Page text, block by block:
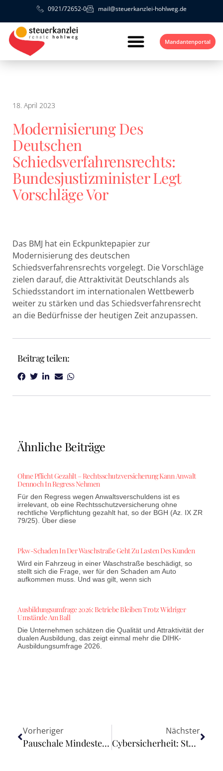
0921/72652-0 mail@steuerkanzlei-hohlweg.de
Mandantenportal
18. April 2023
Modernisierung Des
Deutschen
Schiedsverfahrensrechts:
Bundesjustizminister Legt
Vorschläge Vor
Das BMJ hat ein Eckpunktepapier zur
Modernisierung des deutschen
Schiedsverfahrensrechts vorgelegt. Die Vorschläge
zielen darauf, die Attraktivität Deutschlands als
Schiedsstandort im internationalen Wettbewerb
weiter zu stärken und das Schiedsverfahrensrecht
an die Bedürfnisse der heutigen Zeit anzupassen.
Beitrag teilen:
Ähnliche Beiträge
Ohne Pflicht Gezahlt – Rechtsschutzversicherung Kann Anwalt
Dennoch In Regress Nehmen
Für den Regress wegen Anwaltsverschuldens ist es
irrelevant, ob eine Rechtsschutzversicherung ohne
rechtliche Verpflichtung gezahlt hat, so der BGH (Az. IX ZR
79/25). Über diese
Pkw-Schaden In Der Waschstraße Geht Zu Lasten Des Kunden
Wird ein Fahrzeug in einer Waschstraße beschädigt, so
stellt sich die Frage, wer für den Schaden am Auto
aufkommen muss. Und was gilt, wenn sich
Ausbildungsumfrage 2026: Betriebe Bleiben Trotz Widriger
Umstände Am Ball
Die Unternehmen schätzen die Qualität und Attraktivität der
dualen Ausbildung, das zeigt einmal mehr die DIHK-
Ausbildungsumfrage 2026.
Vorheriger
Pauschale Mindestentschädigung durch den Europäischen Gerichtshof für ungültig erklärt
Nächster
Cybersicherheit: Stärkung der Fähigkeiten der EU für eine wirksame operative Zusammenarbeit, Solidarität und Resilienz